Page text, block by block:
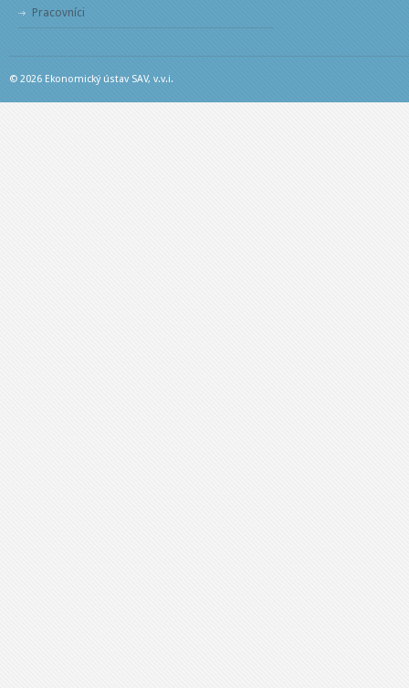
Pracovníci
© 2026 Ekonomický ústav SAV, v.v.i.